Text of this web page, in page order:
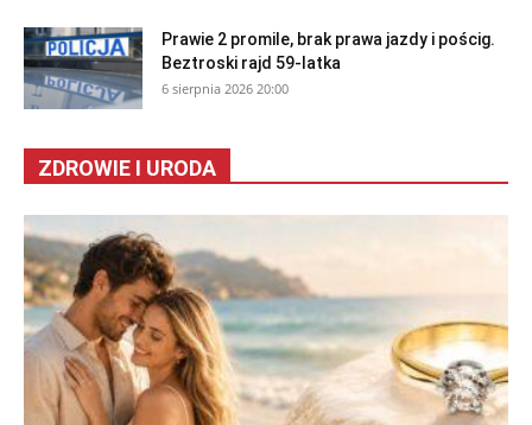
Prawie 2 promile, brak prawa jazdy i pościg.
Beztroski rajd 59-latka
6 sierpnia 2026 20:00
ZDROWIE I URODA